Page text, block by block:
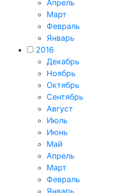
Апрель
Март
Февраль
Январь
2016
Декабрь
Ноябрь
Октябрь
Сентябрь
Август
Июль
Июнь
Май
Апрель
Март
Февраль
Январь